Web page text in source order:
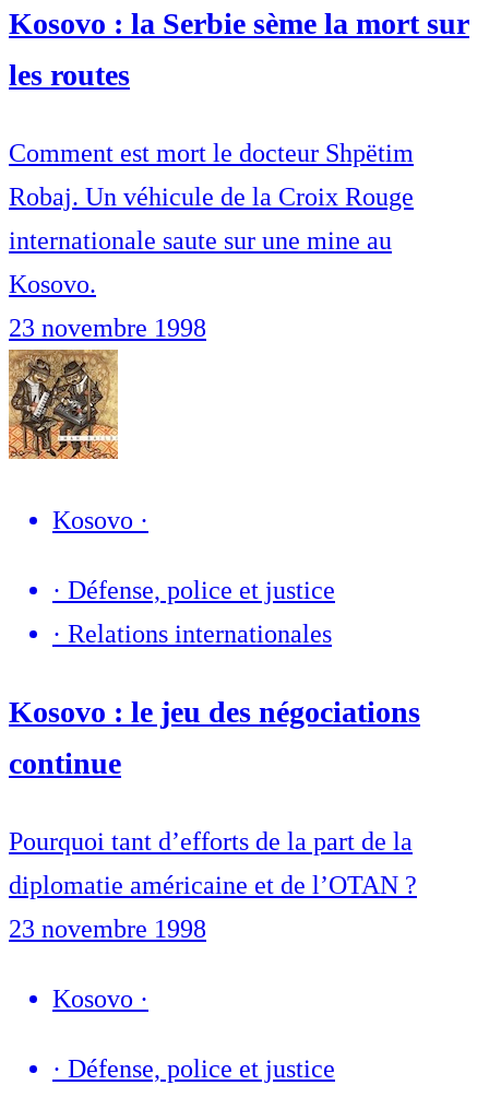
Kosovo : la Serbie sème la mort sur
les routes
Comment est mort le docteur Shpëtim
Robaj. Un véhicule de la Croix Rouge
internationale saute sur une mine au
Kosovo.
23 novembre 1998
Kosovo ·
· Défense, police et justice
· Relations internationales
Kosovo : le jeu des négociations
continue
Pourquoi tant d’efforts de la part de la
diplomatie américaine et de l’OTAN ?
23 novembre 1998
Kosovo ·
· Défense, police et justice